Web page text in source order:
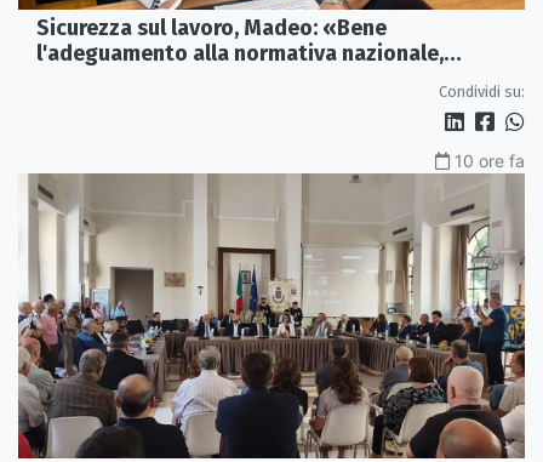
Sicurezza sul lavoro, Madeo: «Bene
l'adeguamento alla normativa nazionale,
Condividi su:
10 ore fa